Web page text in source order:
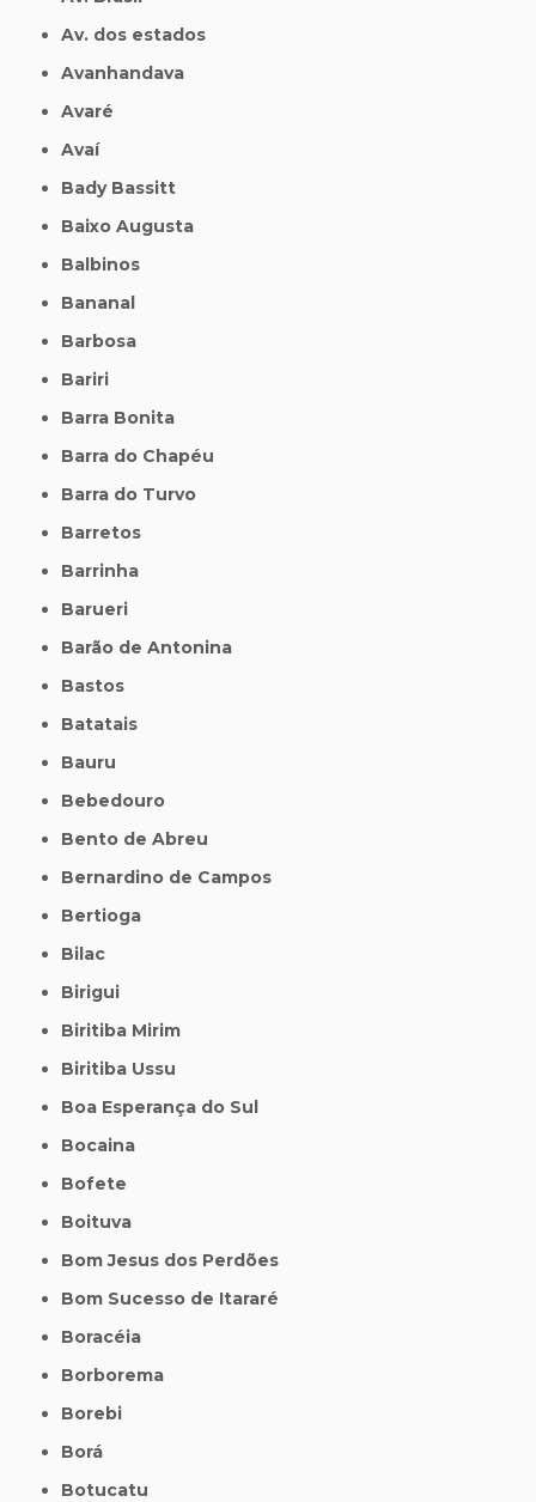
Av. dos estados
Avanhandava
Avaré
Avaí
Bady Bassitt
Baixo Augusta
Balbinos
Bananal
Barbosa
Bariri
Barra Bonita
Barra do Chapéu
Barra do Turvo
Barretos
Barrinha
Barueri
Barão de Antonina
Bastos
Batatais
Bauru
Bebedouro
Bento de Abreu
Bernardino de Campos
Bertioga
Bilac
Birigui
Biritiba Mirim
Biritiba Ussu
Boa Esperança do Sul
Bocaina
Bofete
Boituva
Bom Jesus dos Perdões
Bom Sucesso de Itararé
Boracéia
Borborema
Borebi
Borá
Botucatu